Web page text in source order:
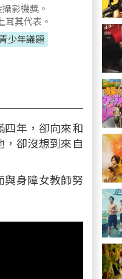
影機獎。
其代表。
少年議題
四年，卻向來和
，卻沒想到來自
與身障女教師努